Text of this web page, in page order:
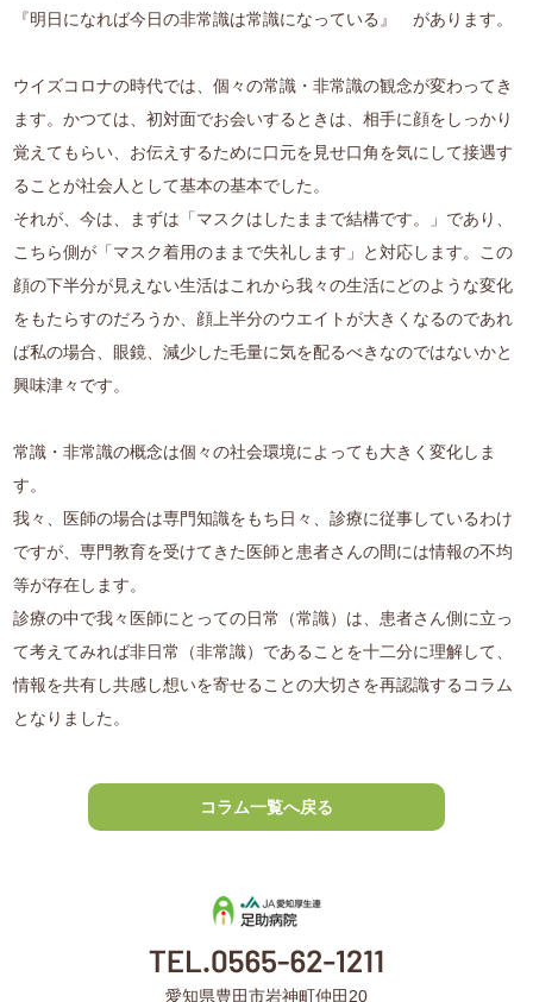
『明日になれば今日の非常識は常識になっている』 があります。
ウイズコロナの時代では、個々の常識・非常識の観念が変わってき
ます。かつては、初対面でお会いするときは、相手に顔をしっかり
覚えてもらい、お伝えするために口元を見せ口角を気にして接遇す
ることが社会人として基本の基本でした。
それが、今は、まずは「マスクはしたままで結構です。」であり、
こちら側が「マスク着用のままで失礼します」と対応します。この
顔の下半分が見えない生活はこれから我々の生活にどのような変化
をもたらすのだろうか、顔上半分のウエイトが大きくなるのであれ
ば私の場合、眼鏡、減少した毛量に気を配るべきなのではないかと
興味津々です。
常識・非常識の概念は個々の社会環境によっても大きく変化しま
す。
我々、医師の場合は専門知識をもち日々、診療に従事しているわけ
ですが、専門教育を受けてきた医師と患者さんの間には情報の不均
等が存在します。
診療の中で我々医師にとっての日常（常識）は、患者さん側に立っ
て考えてみれば非日常（非常識）であることを十二分に理解して、
情報を共有し共感し想いを寄せることの大切さを再認識するコラム
となりました。
コラム一覧へ戻る
愛知県豊田市岩神町仲田20